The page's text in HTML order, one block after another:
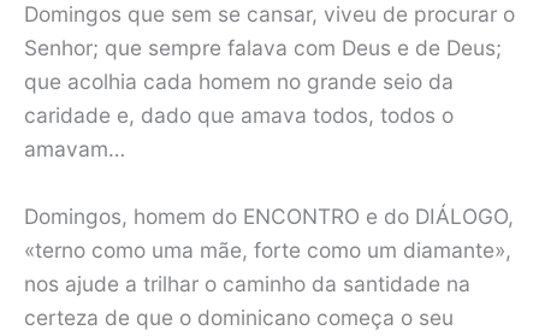
Domingos que sem se cansar, viveu de procurar o
Senhor; que sempre falava com Deus e de Deus;
que acolhia cada homem no grande seio da
caridade e, dado que amava todos, todos o
amavam…
Domingos, homem do ENCONTRO e do DIÁLOGO,
«terno como uma mãe, forte como um diamante»,
nos ajude a trilhar o caminho da santidade na
certeza de que o dominicano começa o seu